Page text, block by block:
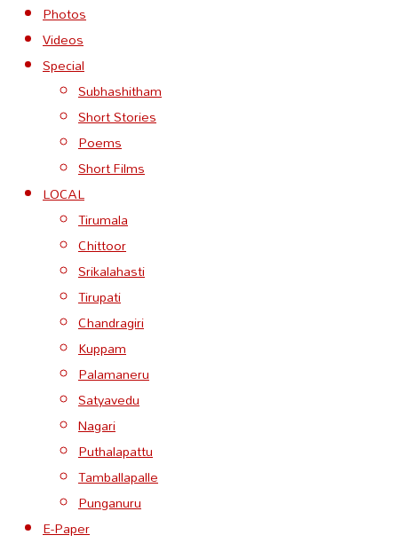
Photos
Videos
Special
Subhashitham
Short Stories
Poems
Short Films
LOCAL
Tirumala
Chittoor
Srikalahasti
Tirupati
Chandragiri
Kuppam
Palamaneru
Satyavedu
Nagari
Puthalapattu
Tamballapalle
Punganuru
E-Paper